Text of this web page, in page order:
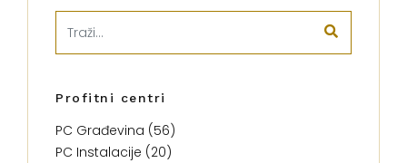
Profitni centri
PC Građevina (56)
PC Instalacije (20)